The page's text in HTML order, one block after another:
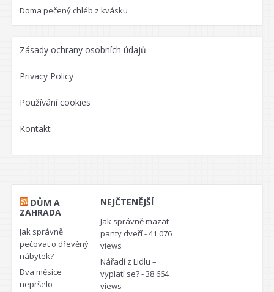
Doma pečený chléb z kvásku
Zásady ochrany osobních údajů
Privacy Policy
Používání cookies
Kontakt
DŮM A
ZAHRADA
Jak správně
pečovat o dřevěný
nábytek?
Dva měsíce
nepršelo
NEJČTENĚJŠÍ
Jak správně mazat
panty dveří- 41 076
views
Nářadí z Lidlu –
vyplatí se?- 38 664
views